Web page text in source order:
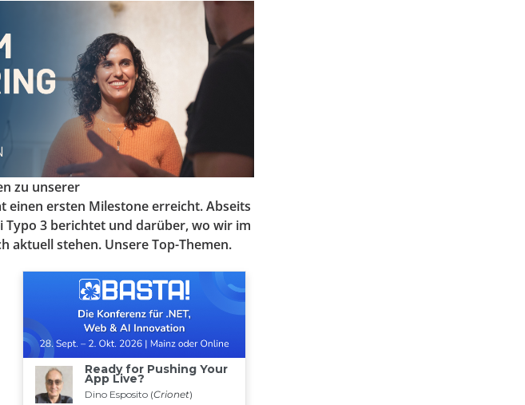
zu unserer
einen ersten Milestone erreicht. Abseits
Typo 3 berichtet und darüber, wo wir im
aktuell stehen. Unsere Top-Themen.